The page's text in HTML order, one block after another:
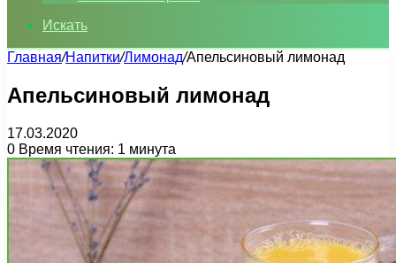
Искать
Главная/Напитки/Лимонад/Апельсиновый лимонад
Апельсиновый лимонад
17.03.2020
0 Время чтения: 1 минута